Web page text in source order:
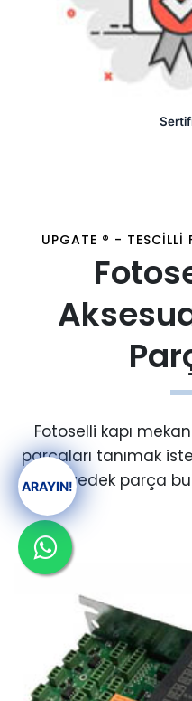
UPGATE ® - TESCILLI
Fotoselli kapı
parçaları tanımak
Yıl yedek parça
ARAYIN!